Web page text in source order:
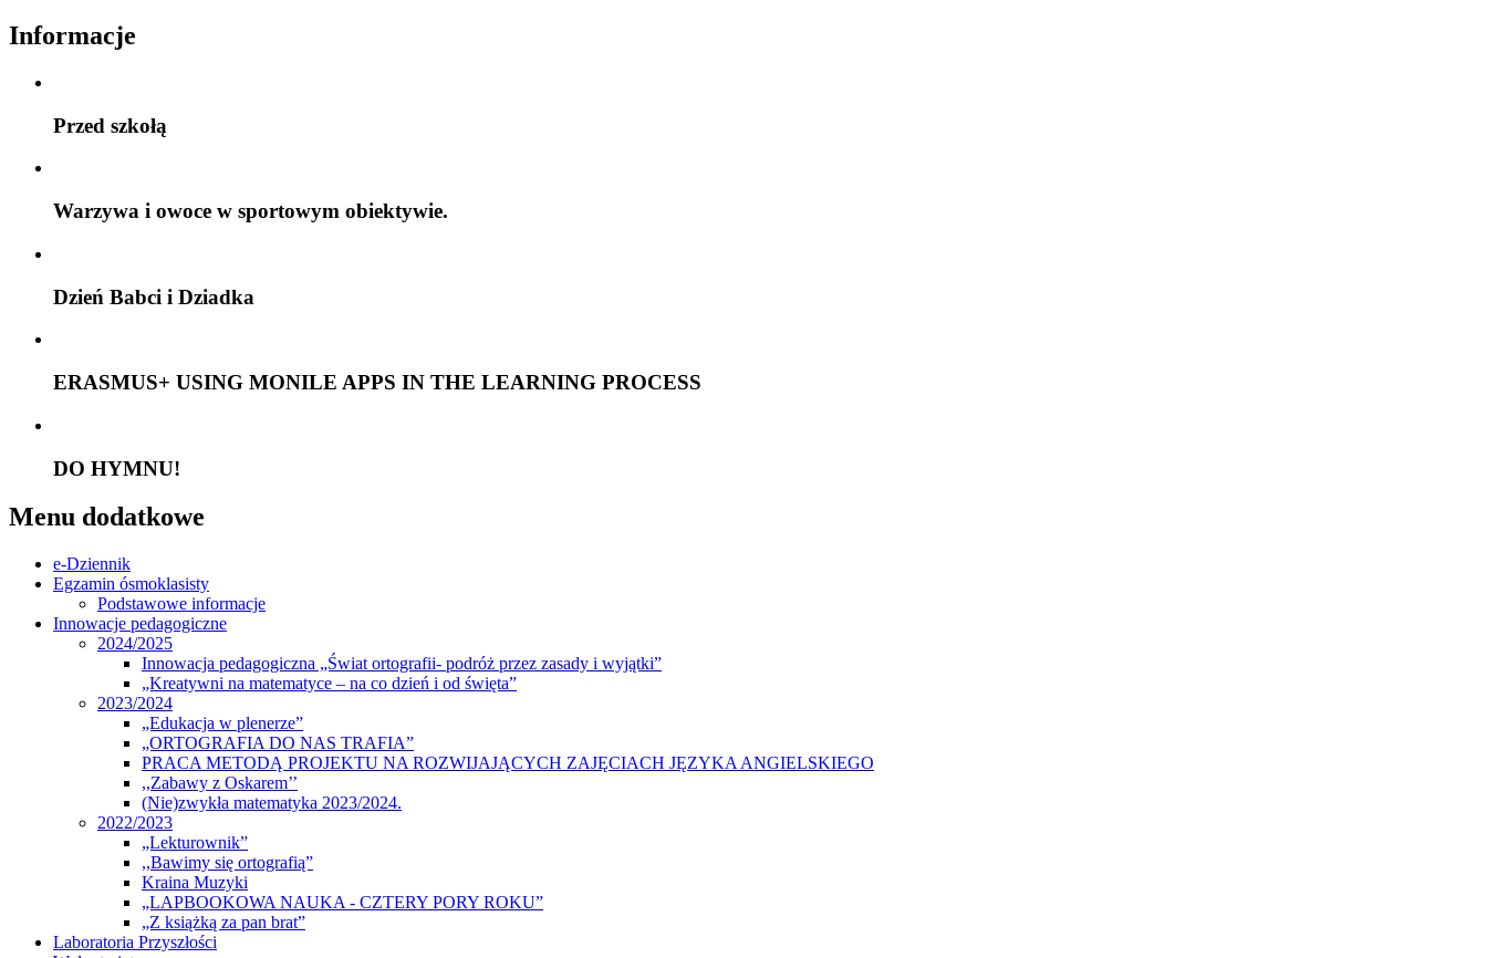
Informacje
Przed szkołą
Warzywa i owoce w sportowym obiektywie.
Dzień Babci i Dziadka
ERASMUS+ USING MONILE APPS IN THE LEARNING PROCESS
DO HYMNU!
Menu dodatkowe
e-Dziennik
Egzamin ósmoklasisty
Podstawowe informacje
Innowacje pedagogiczne
2024/2025
Innowacja pedagogiczna „Świat ortografii- podróż przez zasady i wyjątki”
„Kreatywni na matematyce – na co dzień i od święta”
2023/2024
„Edukacja w plenerze”
„ORTOGRAFIA DO NAS TRAFIA”
PRACA METODĄ PROJEKTU NA ROZWIJAJĄCYCH ZAJĘCIACH JĘZYKA ANGIELSKIEGO
,,Zabawy z Oskarem’’
(Nie)zwykła matematyka 2023/2024.
2022/2023
„Lekturownik”
,,Bawimy się ortografią”
Kraina Muzyki
„LAPBOOKOWA NAUKA - CZTERY PORY ROKU”
„Z książką za pan brat”
Laboratoria Przyszłości